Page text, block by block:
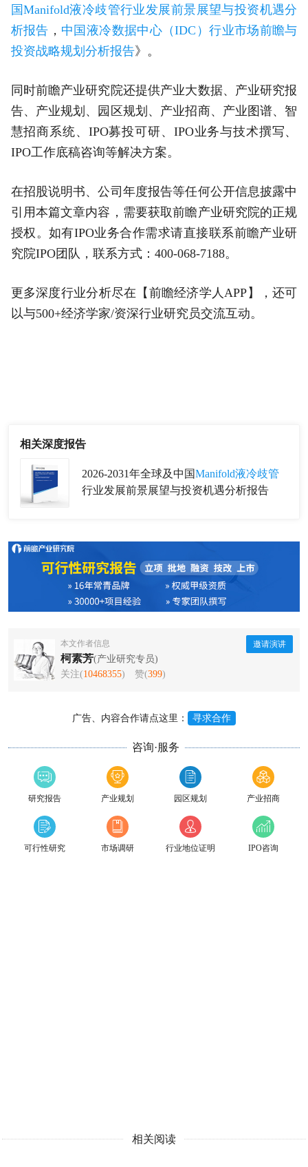
国Manifold液冷歧管行业发展前景展望与投资机遇分
析报告 ， 中国液冷数据中心（IDC）行业市场前瞻与
投资战略规划分析报告》。
同时前瞻产业研究院还提供产业大数据、产业研究报
告、产业规划、园区规划、产业招商、产业图谱、智
慧招商系统、IPO募投可研、IPO业务与技术撰写、
IPO工作底稿咨询等解决方案。
在招股说明书、公司年度报告等任何公开信息披露中
引用本篇文章内容，需要获取前瞻产业研究院的正规
授权。如有IPO业务合作需求请直接联系前瞻产业研
究院IPO团队，联系方式：400-068-7188。
更多深度行业分析尽在【前瞻经济学人APP】，还可
以与500+经济学家/资深行业研究员交流互动。
相关深度报告
2026-2031年全球及中国Manifold液冷歧管
行业发展前景展望与投资机遇分析报告
本文作者信息
柯素芳(产业研究专员)
关注(10468355) 赞(399)
邀请演讲
广告、内容合作请点这里： 寻求合作
咨询·服务
研究报告 产业规划 园区规划 产业招商
可行性研究 市场调研 行业地位证明 IPO咨询
相关阅读